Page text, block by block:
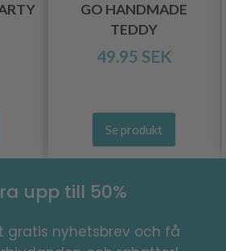
GO HANDMADE
TEDDY
49.95 SEK
Se produkt
upp till 50%
gratis nyhetsbrev och få